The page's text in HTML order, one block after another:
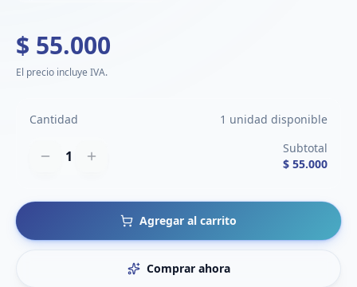
$ 55.000
El precio incluye IVA.
Cantidad 1 unidad disponible
1
Subtotal
$ 55.000
Agregar al carrito
Comprar ahora